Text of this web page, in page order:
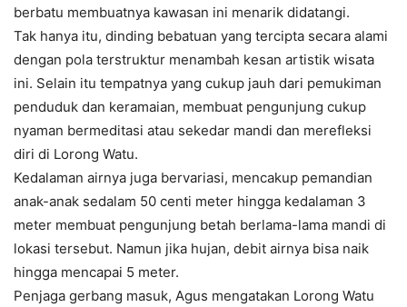
berbatu membuatnya kawasan ini menarik didatangi.
Tak hanya itu, dinding bebatuan yang tercipta secara alami
dengan pola terstruktur menambah kesan artistik wisata
ini. Selain itu tempatnya yang cukup jauh dari pemukiman
penduduk dan keramaian, membuat pengunjung cukup
nyaman bermeditasi atau sekedar mandi dan merefleksi
diri di Lorong Watu.
Kedalaman airnya juga bervariasi, mencakup pemandian
anak-anak sedalam 50 centi meter hingga kedalaman 3
meter membuat pengunjung betah berlama-lama mandi di
lokasi tersebut. Namun jika hujan, debit airnya bisa naik
hingga mencapai 5 meter.
Penjaga gerbang masuk, Agus mengatakan Lorong Watu